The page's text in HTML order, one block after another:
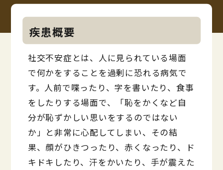
疾患概要
社交不安症とは、人に見られている場面
で何かをすることを過剰に恐れる病気で
す。人前で喋ったり、字を書いたり、食事
をしたりする場面で、「恥をかくなど自
分が恥ずかしい思いをするのではない
か」と非常に心配してしまい、その結
果、顔がひきつったり、赤くなったり、ド
キドキしたり、汗をかいたり、手が震えた